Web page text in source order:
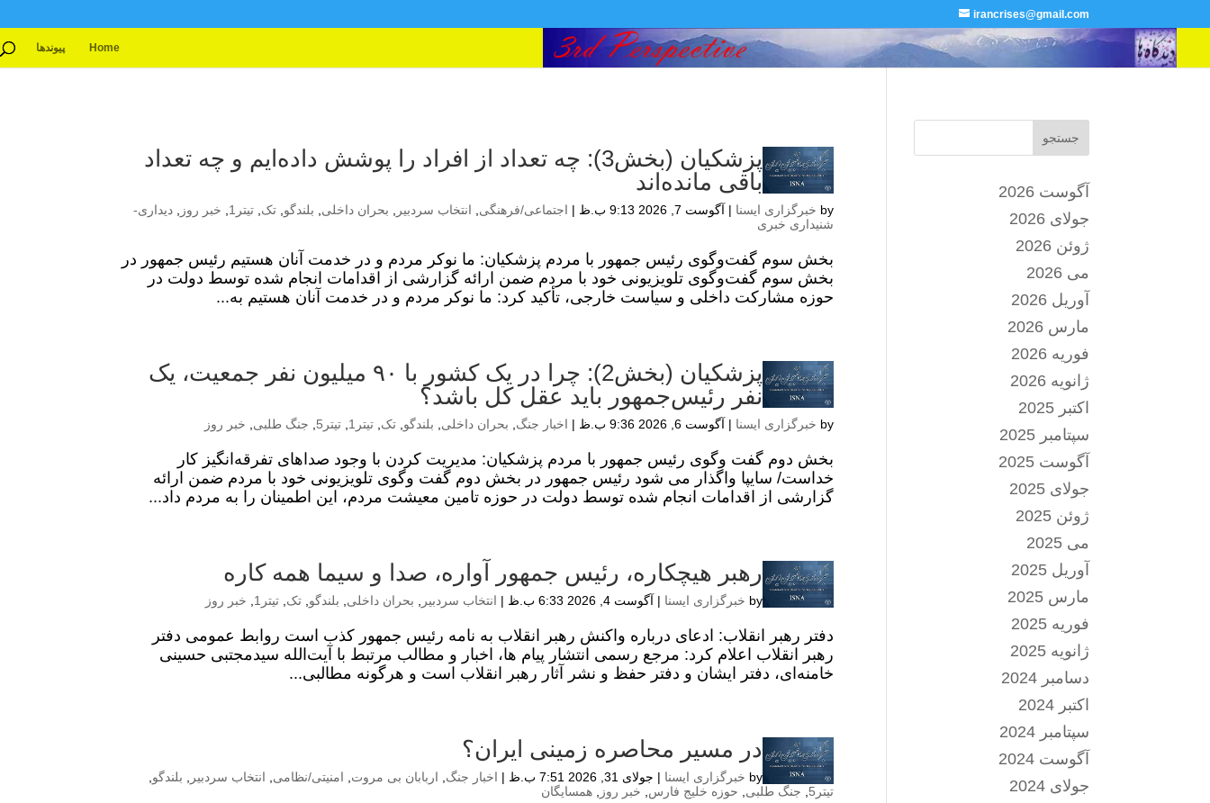
irancrises@gmail.com
Home پیوندها
پزشکیان (بخش3): چه تعداد از افراد را پوشش داده‌ایم و چه تعداد
باقی مانده‌اند
by خبرگزاری ایسنا | آگوست 7, 2026 9:13 ب.ظ | اجتماعی/فرهنگی انتخاب سردبیر بحران داخلی بلندگو تک تیتر1 خبر روز
دیداری-
شنیداری خبری
بخش سوم گفت‌وگوی رئیس جمهور با مردم پزشکیان: ما نوکر مردم و در خدمت آنان هستیم رئیس جمهور در
بخش سوم گفت‌وگوی تلویزیونی خود با مردم ضمن ارائه گزارشی از اقدامات انجام شده توسط دولت در
حوزه مشارکت داخلی و سیاست خارجی، تأکید کرد: ما نوکر مردم و در خدمت آنان هستیم به...
پزشکیان (بخش2): چرا در یک کشور با ۹۰ میلیون نفر جمعیت، یک
نفر رئیس‌جمهور باید عقل کل باشد؟
by خبرگزاری ایسنا | آگوست 6, 2026 9:36 ب.ظ | اخبار جنگ بحران داخلی بلندگو تک تیتر1 تیتر5 جنگ طلبی خبر روز
بخش دوم گفت وگوی رئیس جمهور با مردم پزشکیان: مدیریت کردن با وجود صداهای تفرقه‌انگیز کار
خداست/ سایپا واگذار می شود رئیس جمهور در بخش دوم گفت وگوی تلویزیونی خود با مردم ضمن ارائه
گزارشی از اقدامات انجام شده توسط دولت در حوزه تامین معیشت مردم، این اطمینان را به مردم داد...
رهبر هیچکاره، رئیس جمهور آواره، صدا و سیما همه کاره
by خبرگزاری ایسنا | آگوست 4, 2026 6:33 ب.ظ | انتخاب سردبیر بحران داخلی بلندگو ,تک ,تیتر1 خبر روز
دفتر رهبر انقلاب: ادعای درباره واکنش رهبر انقلاب به نامه رئیس جمهور کذب است روابط‌ عمومی دفتر
رهبر انقلاب اعلام کرد: مرجع رسمی انتشار پیام ها، اخبار و مطالب مرتبط با آیت‌الله سیدمجتبی حسینی
خامنه‌ای، دفتر ایشان و دفتر حفظ و نشر آثار رهبر انقلاب است و هرگونه مطالبی...
در مسیر محاصره زمینی ایران؟
by خبرگزاری ایسنا | جولای 31, 2026 7:51 ب.ظ | اخبار جنگ اربابان بی مروت امنیتی/نظامی انتخاب سردبیر بلندگو
تیتر5
جنگ طلبی حوزه خلیج فارس خبر روز همسایگان
جستجو
آگوست 2026
جولای 2026
ژوئن 2026
می 2026
آوریل 2026
مارس 2026
فوریه 2026
ژانویه 2026
اکتبر 2025
سپتامبر 2025
آگوست 2025
جولای 2025
ژوئن 2025
می 2025
آوریل 2025
مارس 2025
فوریه 2025
ژانویه 2025
دسامبر 2024
اکتبر 2024
سپتامبر 2024
آگوست 2024
جولای 2024